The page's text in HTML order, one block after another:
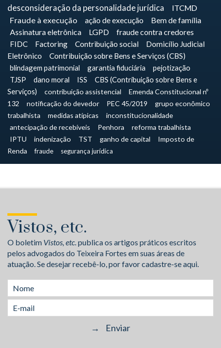
desconsideração da personalidade jurídica
ITCMD
Fraude à execução
ação de execução
Bem de família
Assinatura eletrônica
LGPD fraude contra credores
FIDC Factoring Contribuição social
Domicílio Judicial
Eletrônico
Contribuição sobre Bens e Serviços (CBS)
blindagem patrimonial
garantia fiduciária
pejotização
TJSP
dano moral ISS
CBS (Contribuição sobre Bens e
Serviços)
contribuição assistencial
Emenda Constitucional nº
132
notificação do devedor PEC 45/2019
grupo econômico
trabalhista
medidas atípicas
inconstitucionalidade
antecipação de recebíveis
Penhora
reforma trabalhista
IPTU
indenização TST ganho de capital
Imposto de
Renda
fraude segurança jurídica
Vistos, etc.
O boletim Vistos, etc.publica os artigos práticos escritos
pelos advogados do Teixeira Fortes em suas áreas de
atuação. Se desejar recebê-lo, por favor cadastre-se aqui.